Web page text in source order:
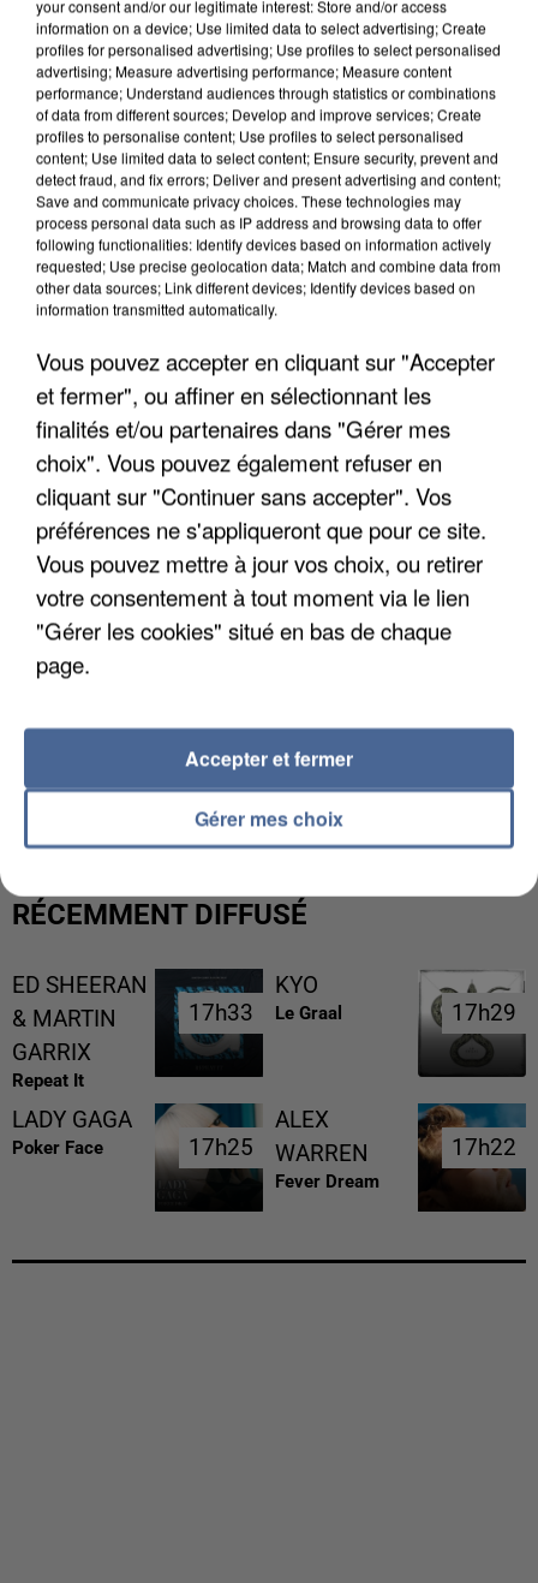
APRÈS TOUTES CES CANICULES, LES REFUGES
DE FAUNE SAUVAGE SONT...
L’UN DES FONDATEURS SUPPOSÉS DE LA DZ
MAFIA INTERPELLÉ EN ALGÉRIE
RÉCEMMENT DIFFUSÉ
ED SHEERAN
& MARTIN
GARRIX
Repeat It
17h33
17h33
KYO
Le Graal 17h29
17h29
LADY GAGA
Poker Face 17h25
17h25
ALEX
WARREN
Fever Dream
17h22
17h22
your consent and/or our legitimate interest: Store and/or access
information on a device; Use limited data to select advertising; Create
profiles for personalised advertising; Use profiles to select personalised
advertising; Measure advertising performance; Measure content
performance; Understand audiences through statistics or combinations
of data from different sources; Develop and improve services; Create
profiles to personalise content; Use profiles to select personalised
content; Use limited data to select content; Ensure security, prevent and
detect fraud, and fix errors; Deliver and present advertising and content;
Save and communicate privacy choices. These technologies may
process personal data such as IP address and browsing data to offer
following functionalities: Identify devices based on information actively
requested; Use precise geolocation data; Match and combine data from
other data sources; Link different devices; Identify devices based on
information transmitted automatically.
Vous pouvez accepter en cliquant sur "Accepter
et fermer", ou affiner en sélectionnant les
finalités et/ou partenaires dans "Gérer mes
choix". Vous pouvez également refuser en
cliquant sur "Continuer sans accepter". Vos
préférences ne s'appliqueront que pour ce site.
Vous pouvez mettre à jour vos choix, ou retirer
votre consentement à tout moment via le lien
"Gérer les cookies" situé en bas de chaque
page.
Gérer mes choix
Accepter et fermer